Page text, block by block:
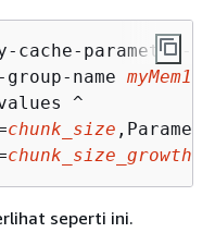
cache-parameter-
group-name
myMem14
^
chunk_size
seperti ini.